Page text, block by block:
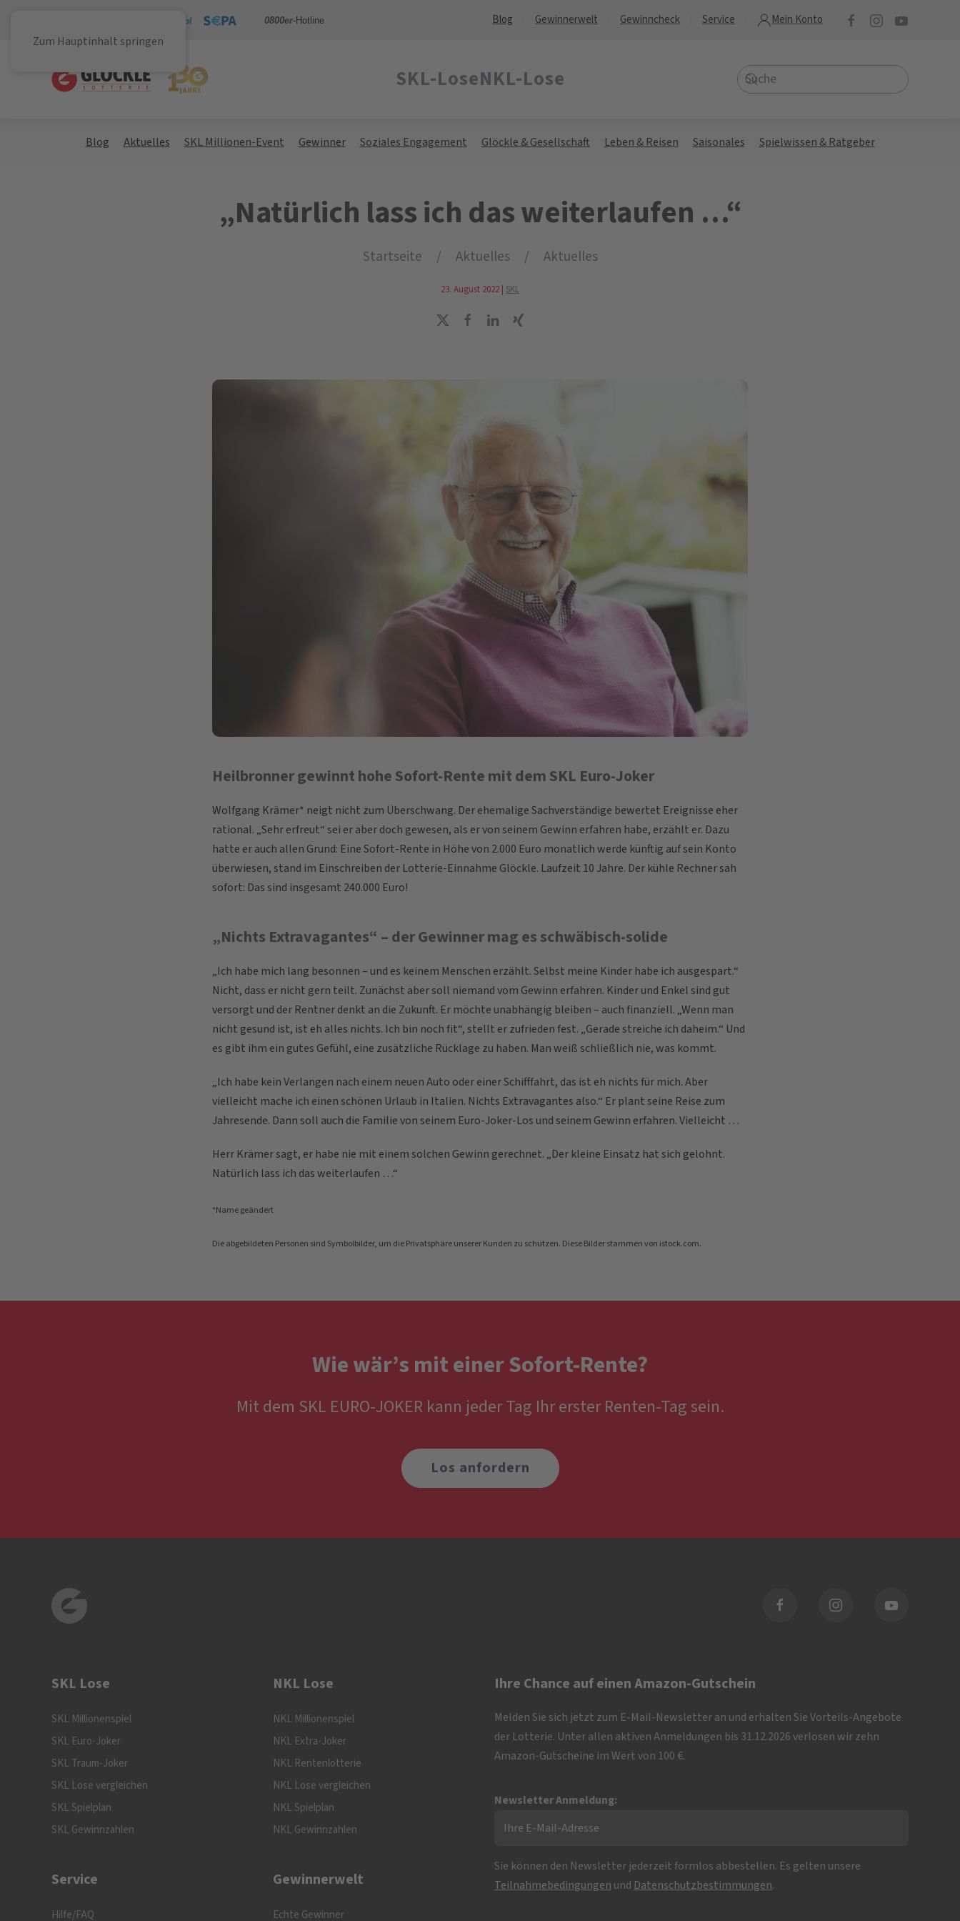
Zum Hauptinhalt springen
0800er-Hotline Blog Gewinnerwelt Gewinncheck Service Mein Konto
SKL-LoseNKL-Lose
Blog Aktuelles SKL Millionen-Event Gewinner Soziales Engagement Glöckle & Gesellschaft Leben & Reisen Saisonales Spielwissen & Ratgeber
„Natürlich lass ich das weiterlaufen …“
Startseite Aktuelles Aktuelles
23. August 2022 | SKL
Heilbronner gewinnt hohe Sofort-Rente mit dem SKL Euro-Joker
Wolfgang Krämer* neigt nicht zum Überschwang. Der ehemalige Sachverständige bewertet Ereignisse eher
rational. „Sehr erfreut“ sei er aber doch gewesen, als er von seinem Gewinn erfahren habe, erzählt er. Dazu
hatte er auch allen Grund: Eine Sofort-Rente in Höhe von 2.000 Euro monatlich werde künftig auf sein Konto
überwiesen, stand im Einschreiben der Lotterie-Einnahme Glöckle. Laufzeit 10 Jahre. Der kühle Rechner sah
sofort: Das sind insgesamt 240.000 Euro!
„Nichts Extravagantes“ – der Gewinner mag es schwäbisch-solide
„Ich habe mich lang besonnen – und es keinem Menschen erzählt. Selbst meine Kinder habe ich ausgespart.“
Nicht, dass er nicht gern teilt. Zunächst aber soll niemand vom Gewinn erfahren. Kinder und Enkel sind gut
versorgt und der Rentner denkt an die Zukunft. Er möchte unabhängig bleiben – auch finanziell. „Wenn man
nicht gesund ist, ist eh alles nichts. Ich bin noch fit“, stellt er zufrieden fest. „Gerade streiche ich daheim.“ Und
es gibt ihm ein gutes Gefühl, eine zusätzliche Rücklage zu haben. Man weiß schließlich nie, was kommt.
„Ich habe kein Verlangen nach einem neuen Auto oder einer Schifffahrt, das ist eh nichts für mich. Aber
vielleicht mache ich einen schönen Urlaub in Italien. Nichts Extravagantes also.“ Er plant seine Reise zum
Jahresende. Dann soll auch die Familie von seinem Euro-Joker-Los und seinem Gewinn erfahren. Vielleicht …
Herr Krämer sagt, er habe nie mit einem solchen Gewinn gerechnet. „Der kleine Einsatz hat sich gelohnt.
Natürlich lass ich das weiterlaufen …“
*Name geändert
Die abgebildeten Personen sind Symbolbilder, um die Privatsphäre unserer Kunden zu schützen. Diese Bilder stammen von istock.com.
Wie wär’s mit einer Sofort-Rente?
Mit dem SKL EURO-JOKER kann jeder Tag Ihr erster Renten-Tag sein.
Los anfordern
SKL Lose
SKL Millionenspiel
SKL Euro-Joker
SKL Traum-Joker
SKL Lose vergleichen
SKL Spielplan
SKL Gewinnzahlen
Service
Hilfe/FAQ
NKL Lose
NKL Millionenspiel
NKL Extra-Joker
NKL Rentenlotterie
NKL Lose vergleichen
NKL Spielplan
NKL Gewinnzahlen
Gewinnerwelt
Echte Gewinner
Ihre Chance auf einen Amazon-Gutschein
Melden Sie sich jetzt zum E-Mail-Newsletter an und erhalten Sie Vorteils-Angebote
der Lotterie. Unter allen aktiven Anmeldungen bis 31.12.2026 verlosen wir zehn
Amazon-Gutscheine im Wert von 100 €.
Newsletter Anmeldung:
Sie können den Newsletter jederzeit formlos abbestellen. Es gelten unsere
Teilnahmebedingungen und Datenschutzbestimmungen.